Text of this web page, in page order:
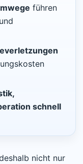
führen
schnell
nicht nur